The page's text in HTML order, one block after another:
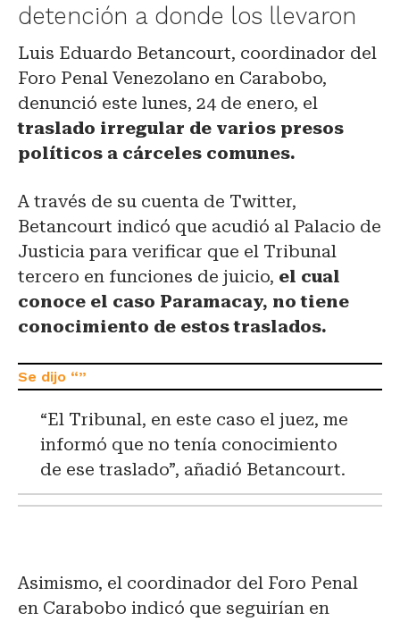
detención a donde los llevaron
Luis Eduardo Betancourt, coordinador del
Foro Penal Venezolano en Carabobo,
denunció este lunes, 24 de enero, el
traslado irregular de varios presos
políticos a cárceles comunes.
A través de su cuenta de Twitter,
Betancourt indicó que acudió al Palacio de
Justicia para verificar que el Tribunal
tercero en funciones de juicio, el cual
conoce el caso Paramacay, no tiene
conocimiento de estos traslados.
“El Tribunal, en este caso el juez, me
informó que no tenía conocimiento
de ese traslado”, añadió Betancourt.
Asimismo, el coordinador del Foro Penal
en Carabobo indicó que seguirían en